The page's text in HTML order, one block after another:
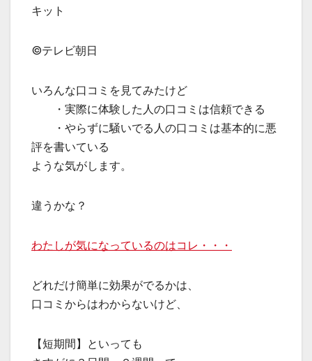
キット
©テレビ朝日
いろんな口コミを見てみたけど
・実際に体験した人の口コミは信頼できる
・やらずに騒いでる人の口コミは基本的に悪
評を書いている
ような気がします。
違うかな？
わたしが気になっているのはコレ・・・
どれだけ簡単に効果がでるかは、
口コミからはわからないけど、
【短期間】といっても